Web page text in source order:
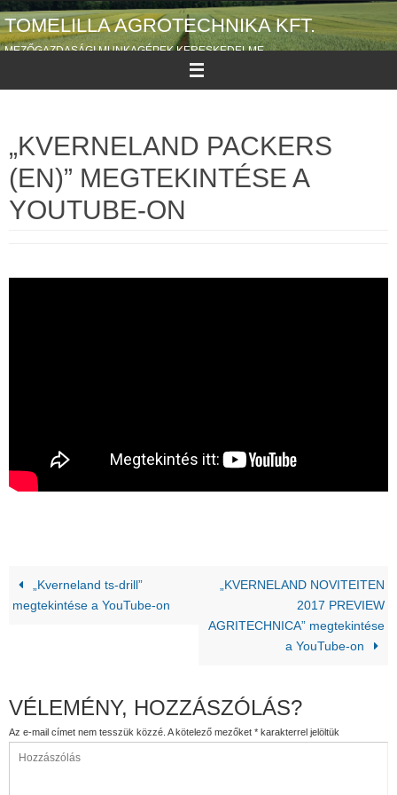
Megszakítás
TOMELILLA AGROTECHNIKA KFT.
MEZŐGAZDASÁGI MUNKAGÉPEK KERESKEDELME
„KVERNELAND PACKERS
(EN)” MEGTEKINTÉSE A
YOUTUBE-ON
„Kverneland ts-drill”
megtekintése a YouTube-on
„KVERNELAND NOVITEITEN
2017 PREVIEW
AGRITECHNICA” megtekintése
a YouTube-on
VÉLEMÉNY, HOZZÁSZÓLÁS?
Az e-mail címet nem tesszük közzé. A kötelező mezőket * karakterrel jelöltük